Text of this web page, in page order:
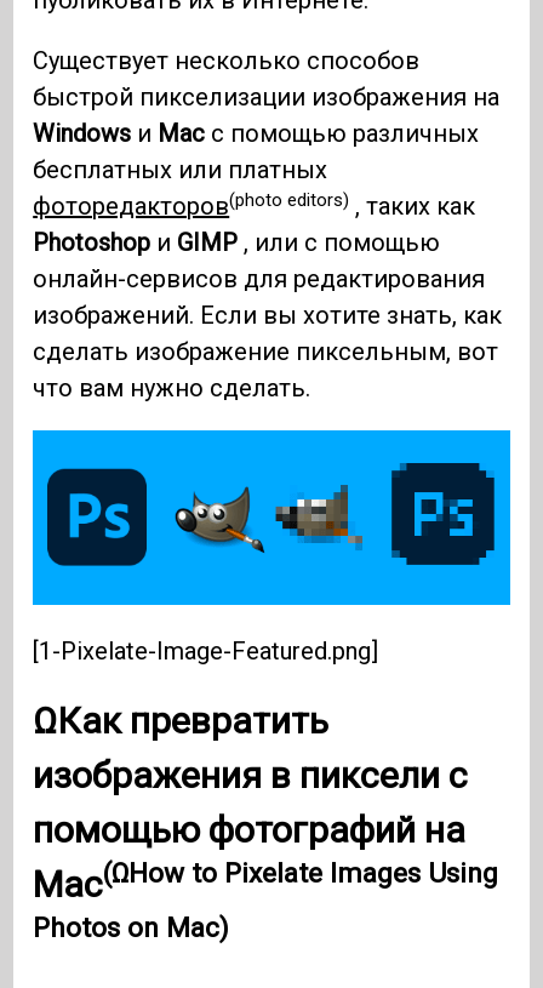
Существует несколько способов
быстрой пикселизации изображения на
Windows и Mac с помощью различных
бесплатных или платных
фоторедакторов(photo editors) , таких как
Photoshop и GIMP , или с помощью
онлайн-сервисов для редактирования
изображений. Если вы хотите знать, как
сделать изображение пиксельным, вот
что вам нужно сделать.
[1-Pixelate-Image-Featured.png]
ΩКак превратить
изображения в пиксели с
помощью фотографий на
Mac(ΩHow to Pixelate Images Using
Photos on Mac)